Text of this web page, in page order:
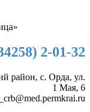
2-01-32
район, с. Орда, ул.
1 Мая, 6